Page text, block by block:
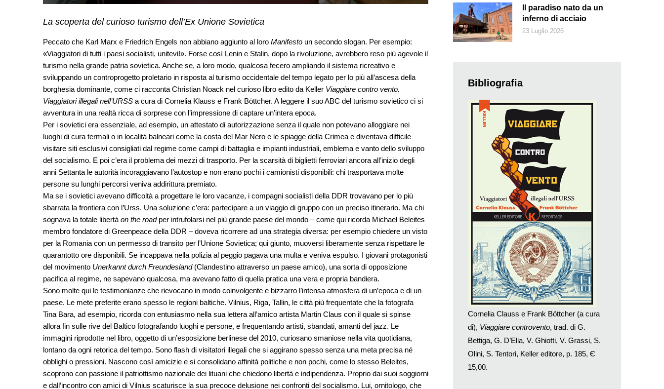
La scoperta del curioso turismo dell’Ex Unione Sovietica
Peccato che Karl Marx e Friedrich Engels non abbiano aggiunto al loro Manifesto un secondo slogan. Per esempio:
«Viaggiatori di tutti i paesi socialisti, unitevi!». Forse così Lenin e Stalin, dopo la rivoluzione, avrebbero reso più agevole il
turismo nella grande patria sovietica. Anche se, a loro modo, qualcosa fecero ampliando il sistema ricreativo e
sviluppando un controprogetto proletario in risposta al turismo occidentale del tempo legato per lo più all’ascesa della
borghesia dominante, come ci racconta Christian Noack nel curioso libro edito da Keller Viaggiare contro vento.
Viaggiatori illegali nell’URSS a cura di Cornelia Klauss e Frank Böttcher. A leggere il suo ABC del turismo sovietico ci si
avventura in una realtà ricca di sorprese con l’impressione di captare un’intera epoca.
Per i sovietici era essenziale, ad esempio, un attestato di autorizzazione senza il quale non potevano alloggiare nei
luoghi di cura termali o in località balneari come la costa del Mar Nero e le spiagge della Crimea e diventava difficile
visitare siti esclusivi consigliati dal regime come campi di battaglia e impianti industriali, emblema e vanto dello sviluppo
del socialismo. E poi c’era il problema dei mezzi di trasporto. Per la scarsità di biglietti ferroviari ancora all’inizio degli
anni Settanta le autorità incoraggiavano l’autostop e non erano pochi i camionisti disponibili: chi trasportava molte
persone su lunghi percorsi veniva addirittura premiato.
Ma se i sovietici avevano difficoltà a progettare le loro vacanze, i compagni socialisti della DDR trovavano per lo più
sbarrata la frontiera con l’Urss. Una soluzione c’era: partecipare a un viaggio di gruppo con un preciso itinerario. Ma chi
sognava la totale libertà on the road per intrufolarsi nel più grande paese del mondo – come qui ricorda Michael Beleites
membro fondatore di Greenpeace della DDR – doveva ricorrere ad una strategia diversa: per esempio chiedere un visto
per la Romania con un permesso di transito per l’Unione Sovietica; qui giunto, muoversi liberamente senza rispettare le
quarantotto ore disponibili. Se incappava nella polizia al peggio pagava una multa e veniva espulso. I giovani protagonisti
del movimento Unerkannt durch Freundesland (Clandestino attraverso un paese amico), una sorta di opposizione
pacifica al regime, ne sapevano qualcosa, ma avevano fatto di quella pratica una vera e propria bandiera.
Sono molte qui le testimonianze che rievocano in modo coinvolgente e bizzarro l’intensa atmosfera di un’epoca e di un
paese. Le mete preferite erano spesso le regioni baltiche. Vilnius, Riga, Tallin, le città più frequentate che la fotografa
Tina Bara, ad esempio, ricorda con entusiasmo nella sua lettera all’amico artista Martin Claus con il quale si spinse
allora fin sulle rive del Baltico fotografando luoghi e persone, e frequentando artisti, sbandati, amanti del jazz. Le
immagini riprodotte nel libro, oggetto di un’esposizione berlinese del 2010, curiosano smaniose nella vita quotidiana,
lontano da ogni retorica del tempo. Sono flash di visitatori illegali che si aggirano spesso senza una meta precisa né
obblighi o pressioni. Nascono così amicizie e si consolidano affinità politiche e non pochi, come lo stesso Beleites,
scoprono con passione il patriottismo nazionale dei lituani che chiedono libertà e indipendenza. Proprio dai suoi soggiorni
e dall’incontro con amici di Vilnius scaturisce la sua precoce delusione nei confronti del socialismo. Lui, ornitologo, che
Il paradiso nato da un
inferno di acciaio
23 Luglio 2026
Bibliografia
Cornelia Clauss e Frank Böttcher (a cura
di), Viaggiare controvento, trad. di G.
Bettiga, G. D’Elia, V. Ghiotti, V. Grassi, S.
Olini, S. Tentori, Keller editore, p. 185, Є
15,00.